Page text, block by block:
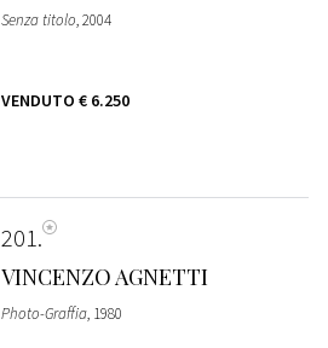
Senza titolo, 2004
VENDUTO € 6.250
201
VINCENZO AGNETTI
Photo-Graffia, 1980